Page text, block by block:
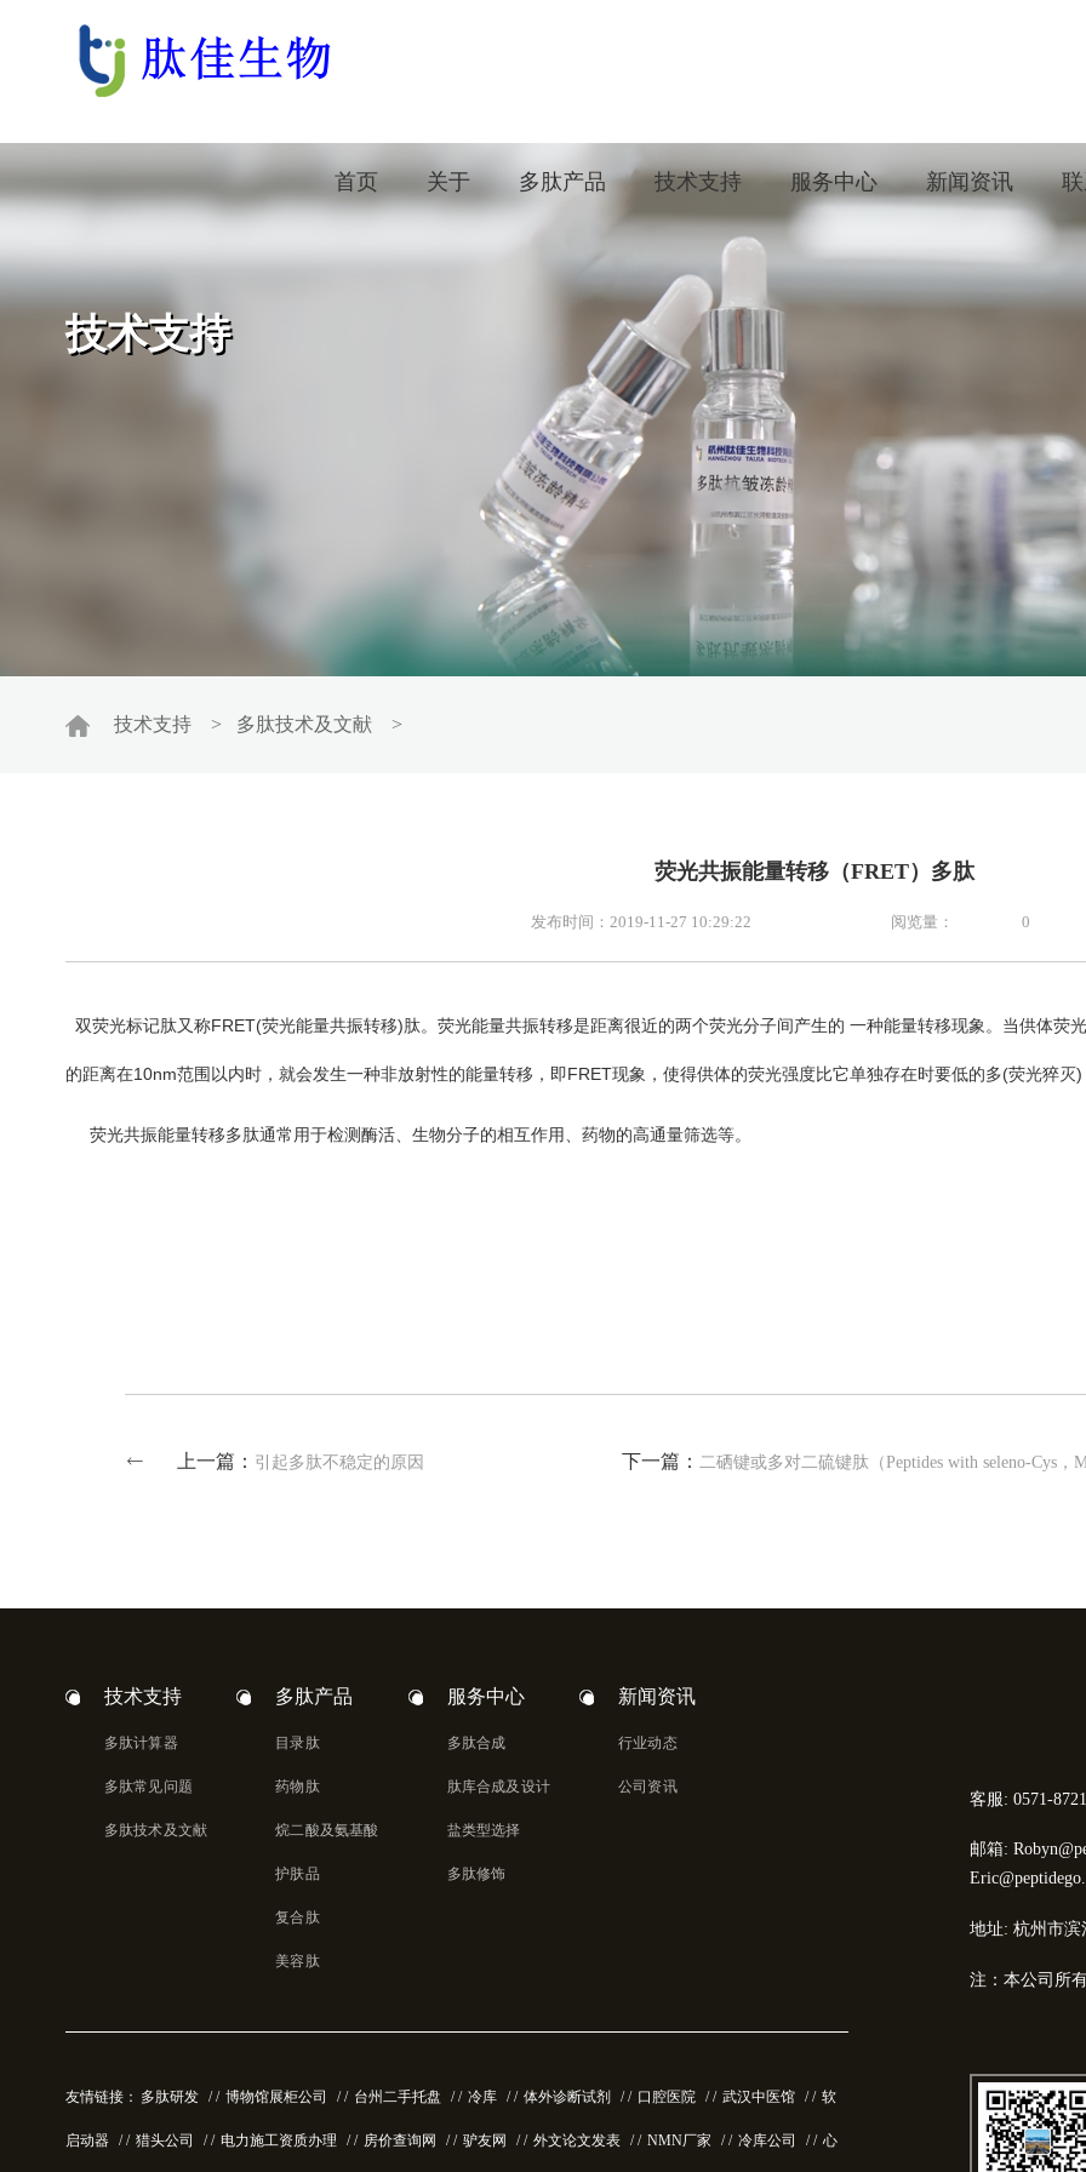
首页 关于 多肽产品 技术支持 服务中心 新闻资讯
技术支持
技术支持 > 多肽技术及文献 >
荧光共振能量转移（FRET）多肽
发布时间：2019-11-27 10:29:22 阅览量： 0
双荧光标记肽又称FRET(荧光能量共振转移)肽。荧光能量共振转移是距离很近的两个荧光分子间产生的 一种能量转移现象。当供体荧
的距离在10nm范围以内时，就会发生一种非放射性的能量转移，即FRET现象，使得供体的荧光强度比它单独存在时要低的多(荧光猝灭
荧光共振能量转移多肽通常用于检测酶活、生物分子的相互作用、药物的高通量筛选等。
上一篇： 引起多肽不稳定的原因 下一篇： 二硒键或多对二硫键肽（Peptides with seleno-Cys，
技术支持
多肽计算器
多肽常见问题
多肽技术及文献
多肽产品
目录肽
药物肽
烷二酸及氨基酸
护肤品
复合肽
美容肽
服务中心
多肽合成
肽库合成及设计
盐类型选择
多肽修饰
新闻资讯
行业动态
公司资讯
友情链接： 多肽研发 / / 博物馆展柜公司 / / 台州二手托盘 / / 冷库 / / 体外诊断试剂 / / 口腔医院 / / 武汉中医馆 / / 软
启动器 / / 猎头公司 / / 电力施工资质办理 / / 房价查询网 / / 驴友网 / / 外文论文发表 / / NMN厂家 / / 冷库公司 / / 心
客服: 0571-
邮箱:
地址: 杭州市滨
注：本公司所